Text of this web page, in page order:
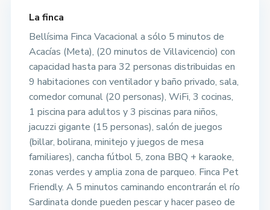
La finca
Bellísima Finca Vacacional a sólo 5 minutos de
Acacías (Meta), (20 minutos de Villavicencio) con
capacidad hasta para 32 personas distribuidas en
9 habitaciones con ventilador y baño privado, sala,
comedor comunal (20 personas), WiFi, 3 cocinas,
1 piscina para adultos y 3 piscinas para niños,
jacuzzi gigante (15 personas), salón de juegos
(billar, bolirana, minitejo y juegos de mesa
familiares), cancha fútbol 5, zona BBQ + karaoke,
zonas verdes y amplia zona de parqueo. Finca Pet
Friendly. A 5 minutos caminando encontrarán el río
Sardinata donde pueden pescar y hacer paseo de